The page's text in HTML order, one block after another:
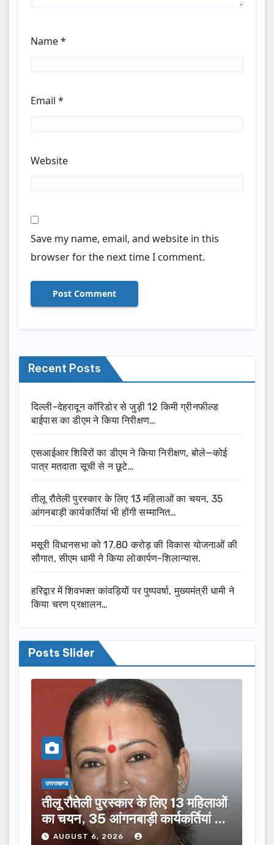
Name*
Email *
Website
Save my name, email, and website in this
browser for the next time I comment.
Recent Posts
दिल्ली-देहरादून कॉरिडोर से जुड़ी 12 किमी ग्रीनफील्ड
बाईपास का डीएम ने किया निरीक्षण…
एसआईआर शिविरों का डीएम ने किया निरीक्षण, बोले—कोई
पात्र मतदाता सूची से न छूटे…
तीलू रौतेली पुरस्कार के लिए 13 महिलाओं का चयन, 35
आंगनबाड़ी कार्यकर्तियां भी होंगी सम्मानित…
मसूरी विधानसभा को 17.80 करोड़ की विकास योजनाओं की
सौगात, सीएम धामी ने किया लोकार्पण-शिलान्यास.
हरिद्वार में शिवभक्त कांवड़ियों पर पुष्पवर्षा, मुख्यमंत्री धामी ने
किया चरण प्रक्षालन…
Posts Slider
उत्तराखण्ड
तीलू रौतेली पुरस्कार के लिए 13 महिलाओं
का चयन, 35 आंगनबाड़ी कार्यकर्तियां भी
होंगी सम्मानित…
AUGUST 6, 2026